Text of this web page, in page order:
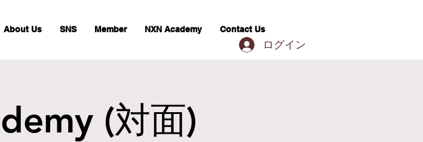
About Us SNS Member NXN Academy Contact Us
ログイン
(対面)